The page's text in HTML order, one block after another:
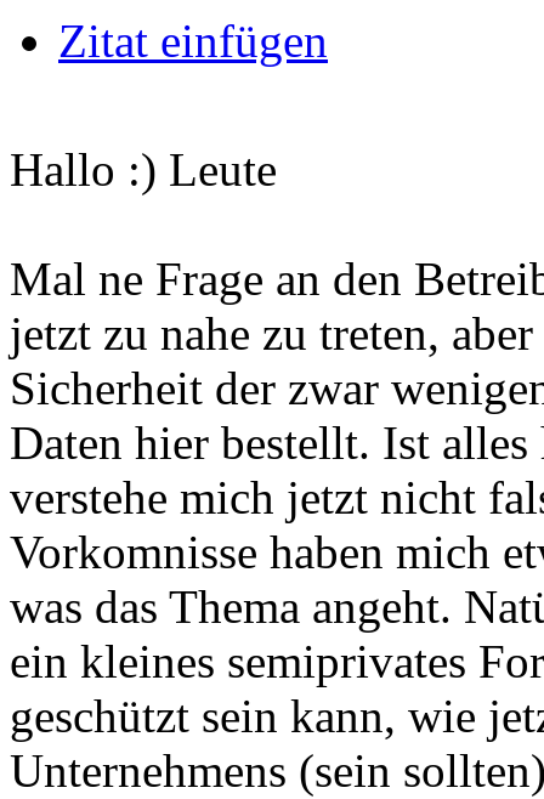
Zitat einfügen
Hallo :) Leute
Mal ne Frage an den
jetzt zu nahe zu treten,
Sicherheit der zwar
Daten hier bestellt. Ist
verstehe mich jetzt nicht
Vorkomnisse haben mich
was das Thema angeht.
ein kleines semiprivates
geschützt sein kann, wie
Unternehmens (sein